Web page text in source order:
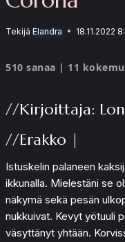
Tekijä Elandra 18.11.2022
510 sanaa | 11
//Kirjoittaja:
//Erakko |
Istuskelin palaneen
ikkunalla. Mielestäni se
näkymä sekä pesän
nukkuivat. Kevyt yötuuli
väsyttänyt yhtään.